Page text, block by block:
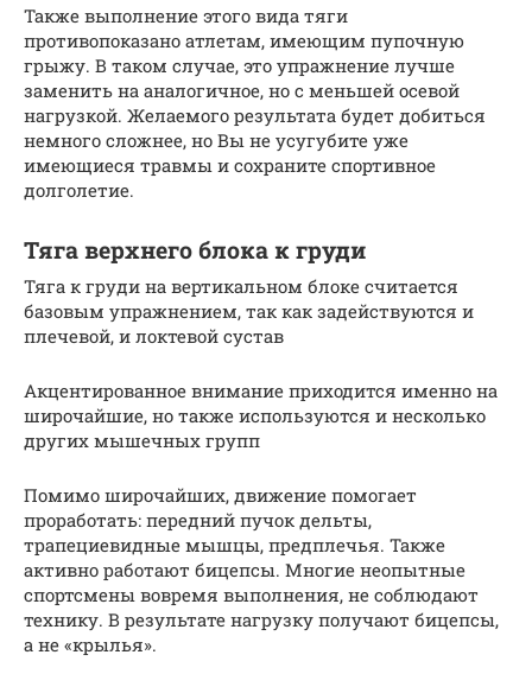
Также выполнение этого вида тяги
противопоказано атлетам, имеющим пупочную
грыжу. В таком случае, это упражнение лучше
заменить на аналогичное, но с меньшей осевой
нагрузкой. Желаемого результата будет добиться
немного сложнее, но Вы не усугубите уже
имеющиеся травмы и сохраните спортивное
долголетие.
Тяга верхнего блока к груди
Тяга к груди на вертикальном блоке считается
базовым упражнением, так как задействуются и
плечевой, и локтевой сустав
Акцентированное внимание приходится именно на
широчайшие, но также используются и несколько
других мышечных групп
Помимо широчайших, движение помогает
проработать: передний пучок дельты,
трапециевидные мышцы, предплечья. Также
активно работают бицепсы. Многие неопытные
спортсмены вовремя выполнения, не соблюдают
технику. В результате нагрузку получают бицепсы,
а не «крылья».